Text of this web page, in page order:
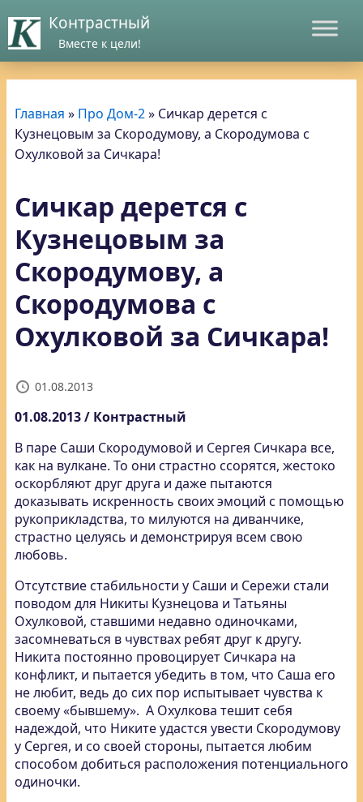
Контрастный
Вместе к цели!
Главная » Про Дом-2» Сичкар дерется с
Кузнецовым за Скородумову, а Скородумова с
Охулковой за Сичкара!
Сичкар дерется с
Кузнецовым за
Скородумову, а
Скородумова с
Охулковой за Сичкара!
01.08.2013
01.08.2013 / Контрастный
В паре Саши Скородумовой и Сергея Сичкара все,
как на вулкане. То они страстно ссорятся, жестоко
оскорбляют друг друга и даже пытаются
доказывать искренность своих эмоций с помощью
рукоприкладства, то милуются на диванчике,
страстно целуясь и демонстрируя всем свою
любовь.
Отсутствие стабильности у Саши и Сережи стали
поводом для Никиты Кузнецова и Татьяны
Охулковой, ставшими недавно одиночками,
засомневаться в чувствах ребят друг к другу.
Никита постоянно провоцирует Сичкара на
конфликт, и пытается убедить в том, что Саша его
не любит, ведь до сих пор испытывает чувства к
своему «бывшему». А Охулкова тешит себя
надеждой, что Никите удастся увести Скородумову
у Сергея, и со своей стороны, пытается любим
способом добиться расположения потенциального
одиночки.